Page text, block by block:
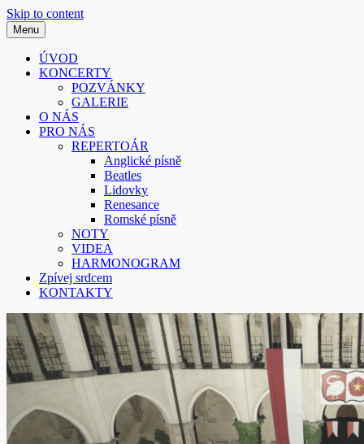
Skip to content
Sborissimo
Smíšený pěvecký sbor z Písku
Menu
ÚVOD
KONCERTY
POZVÁNKY
GALERIE
O NÁS
PRO NÁS
REPERTOÁR
Anglické písně
Beatles
Lidovky
Renesance
Romské písně
NOTY
VIDEA
HARMONOGRAM
Zpívej srdcem
KONTAKTY